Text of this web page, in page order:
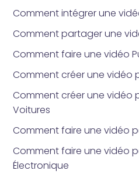
Comment intégrer une
Comment partager une
Comment faire une vidéo
Comment créer une vidéo
Comment créer une vidéo
Voitures
Comment faire une vidéo
Comment faire une vidéo
Électronique